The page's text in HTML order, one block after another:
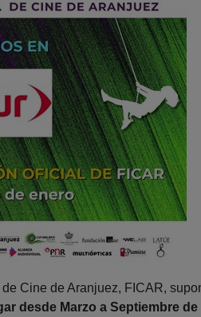
Cine de Aranjuez, FICAR,
desde Marzo a Septiembre de